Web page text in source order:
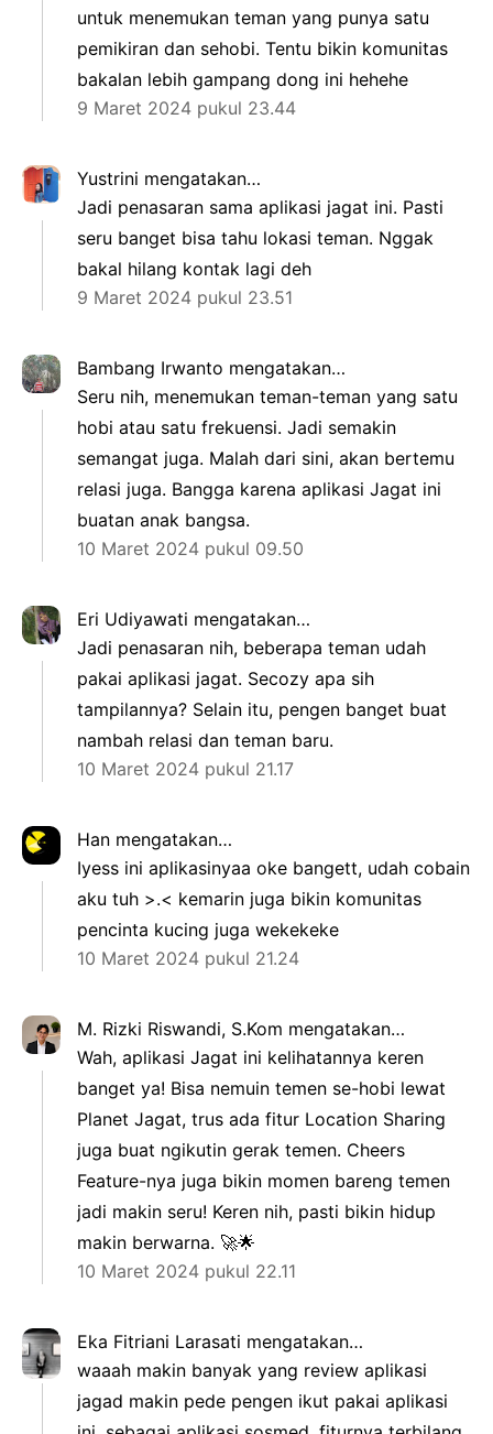
untuk menemukan teman yang punya satu
pemikiran dan sehobi. Tentu bikin komunitas
bakalan lebih gampang dong ini hehehe
9 Maret 2024 pukul 23.44
Yustrini mengatakan…
Jadi penasaran sama aplikasi jagat ini. Pasti
seru banget bisa tahu lokasi teman. Nggak
bakal hilang kontak lagi deh
9 Maret 2024 pukul 23.51
Bambang Irwanto mengatakan…
Seru nih, menemukan teman-teman yang satu
hobi atau satu frekuensi. Jadi semakin
semangat juga. Malah dari sini, akan bertemu
relasi juga. Bangga karena aplikasi Jagat ini
buatan anak bangsa.
10 Maret 2024 pukul 09.50
Eri Udiyawati mengatakan…
Jadi penasaran nih, beberapa teman udah
pakai aplikasi jagat. Secozy apa sih
tampilannya? Selain itu, pengen banget buat
nambah relasi dan teman baru.
10 Maret 2024 pukul 21.17
Han mengatakan…
Iyess ini aplikasinyaa oke bangett, udah cobain
aku tuh >.< kemarin juga bikin komunitas
pencinta kucing juga wekekeke
10 Maret 2024 pukul 21.24
M. Rizki Riswandi, S.Kom mengatakan…
Wah, aplikasi Jagat ini kelihatannya keren
banget ya! Bisa nemuin temen se-hobi lewat
Planet Jagat, trus ada fitur Location Sharing
juga buat ngikutin gerak temen. Cheers
Feature-nya juga bikin momen bareng temen
jadi makin seru! Keren nih, pasti bikin hidup
makin berwarna. 🚀🌟
10 Maret 2024 pukul 22.11
Eka Fitriani Larasati mengatakan…
waaah makin banyak yang review aplikasi
jagad makin pede pengen ikut pakai aplikasi